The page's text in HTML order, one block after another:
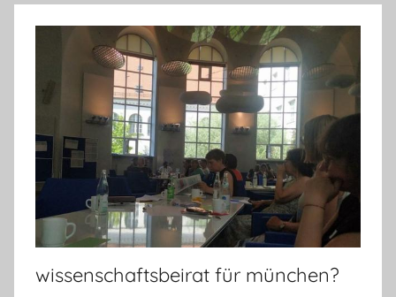
wissenschaftsbeirat für münchen?